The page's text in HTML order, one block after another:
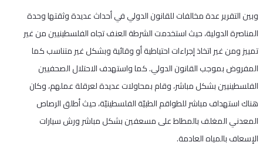
وبين التقرير عدة مخالفات للقانون الدولي في أحداث عديدة وثقتها وحدة
المناصرة الدولية، حيث استخدمت الشرطة العنف تجاه الفلسطينيين من غير
تمييز ومن غير اتخاذ إجراءات احتياطية أو وقائية وبشكل غير متناسب كما
المفروض بموجب القانون الدولي. كما واستهدف الاحتلال الصحفيين
الفلسطينيين بشكل مباشر، وقام بمحاولات عديدة لعرقلة عملهم، وكان
هناك استهداف مباشر للطواقم الطبيّة الفلسطينيّة، حيث أطلق الرصاص
المعدني المغلف بالمطاط على مسعفين بشكل مباشر ورش سيارات
الإسعاف بالمياه العادمة.